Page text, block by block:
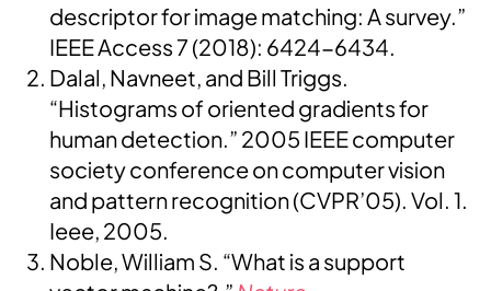
descriptor for image matching: A survey.”
IEEE Access 7 (2018): 6424-6434.
Dalal, Navneet, and Bill Triggs.
“Histograms of oriented gradients for
human detection.” 2005 IEEE computer
society conference on computer vision
and pattern recognition (CVPR’05). Vol. 1.
Ieee, 2005.
Noble, William S. “What is a support